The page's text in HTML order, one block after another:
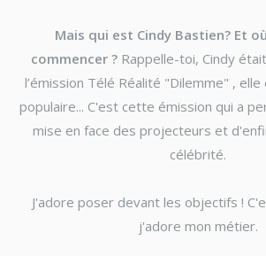
Mais qui est Cindy Bastien? Et
commencer ?Rappelle-toi, Cindy
l’émission Télé Réalité "Dilemme" ,
populaire... C'est cette émission qui a
mise en face des projecteurs et
célébrité.
J'adore poser devant les objectifs !
j'adore mon métier.